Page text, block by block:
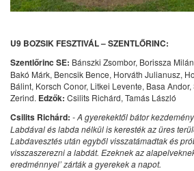
U9 BOZSIK FESZTIVÁL – SZENTLŐRINC:
Szentlőrinc SE: Bánszki Zsombor, Borissza
Bakó Márk, Bencsik Bence, Horváth Julianusz,
Bálint, Korsch Conor, Litkei Levente, Basa
Zerind. Edzők: Csilits Richárd, Tamás László
Csilits Richárd: - A gyerekektől bátor
Labdával és labda nélkül is keresték az üres
Labdavesztés után egyből visszatámadtak és
visszaszerezni a labdát. Ezeknek az
eredménnyel’ zárták a gyerekek a napot.